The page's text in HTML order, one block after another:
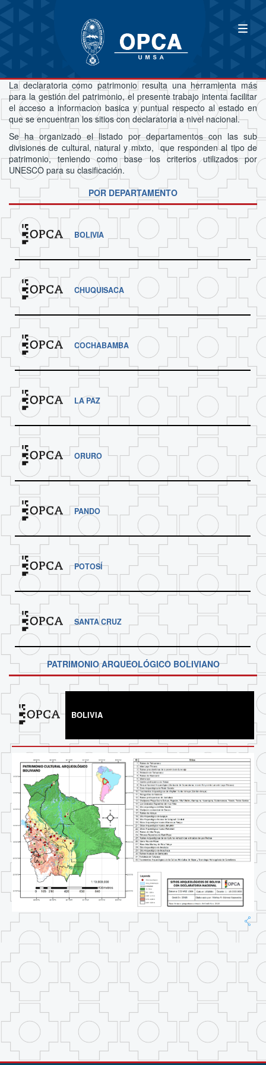
La declaratoria como patrimonio resulta una herramienta más
para la gestión del patrimonio, el presente trabajo intenta facilitar
el acceso a informacion basica y puntual respecto al estado en
que se encuentran los sitios con declaratoria a nivel nacional.
Se ha organizado el listado por departamentos con las sub
divisiones de cultural, natural y mixto, que responden al tipo de
patrimonio, teniendo como base los criterios utilizados por
UNESCO para su clasificación.
POR DEPARTAMENTO
BOLIVIA
CHUQUISACA
COCHABAMBA
LA PAZ
ORURO
PANDO
POTOSÍ
SANTA CRUZ
PATRIMONIO ARQUEOLÓGICO BOLIVIANO
BOLIVIA